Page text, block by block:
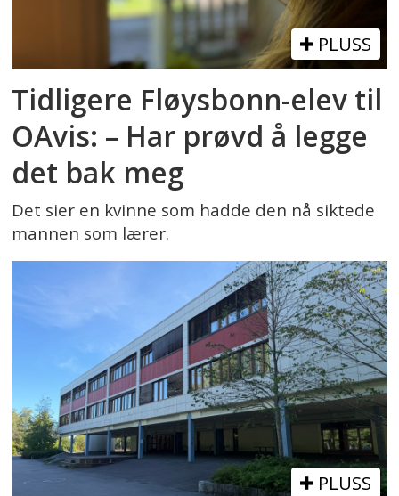
PLUSS
Tidligere Fløysbonn-elev til
OAvis: – Har prøvd å legge
det bak meg
Det sier en kvinne som hadde den nå siktede
mannen som lærer.
PLUSS